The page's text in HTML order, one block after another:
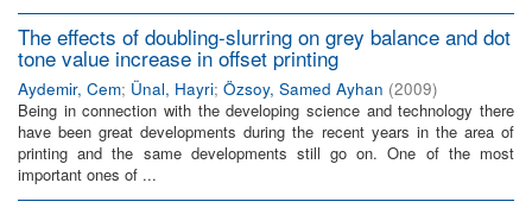
The effects of doubling-slurring on grey balance and dot
tone value increase in offset printing
Aydemir, Cem; Ünal, Hayri; Özsoy, Samed Ayhan (2009)
Being in connection with the developing science and technology there
have been great developments during the recent years in the area of
printing and the same developments still go on. One of the most
important ones of ...